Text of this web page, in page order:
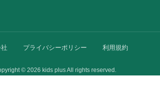
プライバシーポリシー 利用規約
© 2026 kids plus All rights reserved.